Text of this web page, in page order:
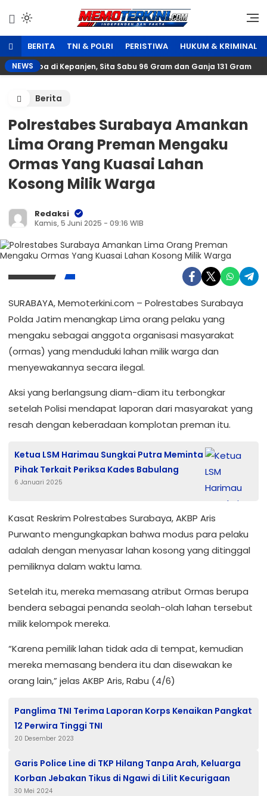
konten
Memoterkini.com
Independen dan Fakta
BERITA TNI & POLRI PERISTIWA HUKUM & KRIMINAL
NEWSdi Kepanjen, Sita Sabu 96 Gram dan Ganja 131 Gram
Berita
Polrestabes Surabaya Amankan
Lima Orang Preman Mengaku
Ormas Yang Kuasai Lahan
Kosong Milik Warga
Redaksi
Kamis, 5 Juni 2025 - 09:16 WIB
SURABAYA, Memoterkini.com – Polrestabes Surabaya
Polda Jatim menangkap Lima orang pelaku yang
mengaku sebagai anggota organisasi masyarakat
(ormas) yang menduduki lahan milik warga dan
menyewakannya secara ilegal.
Aksi yang berlangsung diam-diam itu terbongkar
setelah Polisi mendapat laporan dari masyarakat yang
resah dengan keberadaan komplotan preman itu.
Ketua LSM Harimau Sungkai Putra Meminta
Pihak Terkait Periksa Kades Babulang
6 Januari 2025
Kasat Reskrim Polrestabes Surabaya, AKBP Aris
Purwanto mengungkapkan bahwa modus para pelaku
adalah dengan menyasar lahan kosong yang ditinggal
pemiliknya dalam waktu lama.
Setelah itu, mereka memasang atribut Ormas berupa
bendera sebagai penanda seolah-olah lahan tersebut
milik kelompok mereka.
“Karena pemilik lahan tidak ada di tempat, kemudian
mereka memasang bendera itu dan disewakan ke
orang lain,” jelas AKBP Aris, Rabu (4/6)
Panglima TNI Terima Laporan Korps Kenaikan Pangkat
12 Perwira Tinggi TNI
20 Desember 2023
Garis Police Line di TKP Hilang Tanpa Arah, Keluarga
Korban Jebakan Tikus di Ngawi di Lilit Kecurigaan
30 Mei 2024